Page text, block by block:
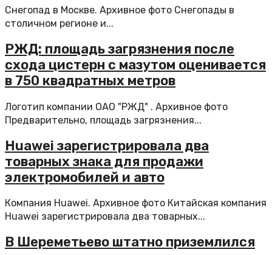
Снегопад в Москве. Архивное фото Снегопады в
столичном регионе и...
РЖД: площадь загрязнения после
схода цистерн с мазутом оценивается
в 750 квадратных метров
Логотип компании ОАО "РЖД" . Архивное фото
Предварительно, площадь загрязнения...
Huawei зарегистрировала два
товарных знака для продажи
электромобилей и авто
Компания Huawei. Архивное фото Китайская компания
Huawei зарегистрировала два товарных...
В Шереметьево штатно приземлился